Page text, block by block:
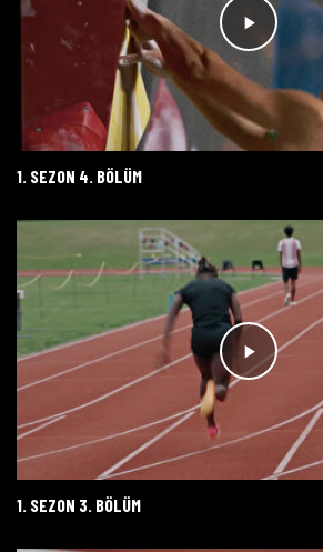
1. SEZON 4. BÖLÜM
1. SEZON 3. BÖLÜM